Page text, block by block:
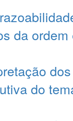
da
do